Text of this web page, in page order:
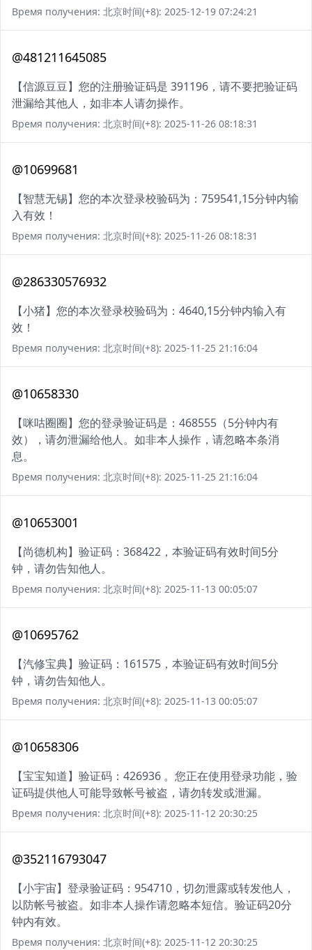
Время получения: 北京时间(+8): 2025-12-19 07:24:21
@481211645085
【信源豆豆】您的注册验证码是 391196，请不要把验证码
泄漏给其他人，如非本人请勿操作。
Время получения: 北京时间(+8): 2025-11-26 08:18:31
@10699681
【智慧无锡】您的本次登录校验码为：759541,15分钟内输
入有效！
Время получения: 北京时间(+8): 2025-11-26 08:18:31
@286330576932
【小猪】您的本次登录校验码为：4640,15分钟内输入有
效！
Время получения: 北京时间(+8): 2025-11-25 21:16:04
@10658330
【咪咕圈圈】您的登录验证码是：468555（5分钟内有
效），请勿泄漏给他人。如非本人操作，请忽略本条消
息。
Время получения: 北京时间(+8): 2025-11-25 21:16:04
@10653001
【尚德机构】验证码：368422，本验证码有效时间5分
钟，请勿告知他人。
Время получения: 北京时间(+8): 2025-11-13 00:05:07
@10695762
【汽修宝典】验证码：161575，本验证码有效时间5分
钟，请勿告知他人。
Время получения: 北京时间(+8): 2025-11-13 00:05:07
@10658306
【宝宝知道】验证码：426936 。您正在使用登录功能，验
证码提供他人可能导致帐号被盗，请勿转发或泄漏。
Время получения: 北京时间(+8): 2025-11-12 20:30:25
@352116793047
【小宇宙】登录验证码：954710，切勿泄露或转发他人，
以防帐号被盗。如非本人操作请忽略本短信。验证码20分
钟内有效。
Время получения: 北京时间(+8): 2025-11-12 20:30:25